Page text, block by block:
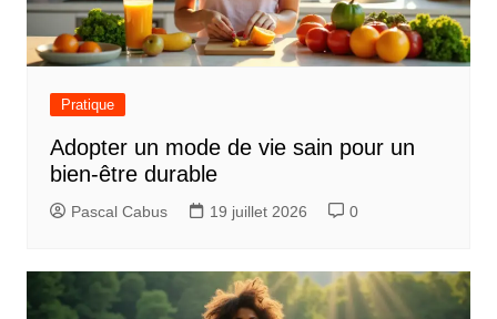
Pratique
Adopter un mode de vie sain pour un
bien-être durable
Pascal Cabus 19 juillet 2026 0